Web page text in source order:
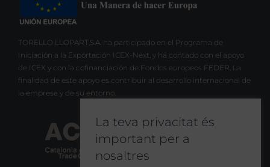
TORELLO LLOPART,S.A. ha participado en el Programa de
Iniciación a la Exportación ICEX-Next, y ha contado con el apoyo
de ICEX y con la cofinanciación de Fondos europeos FEDER. La
finalidad de este apoyo es contribuir al desarrollo internacional de
la empresa y de su entorno.
La teva privacitat és
important per a
nosaltres